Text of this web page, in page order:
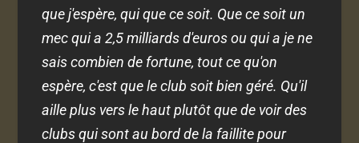
que j'espère, qui que ce soit. Que ce soit un
mec qui a 2,5 milliards d'euros ou qui a je ne
sais combien de fortune, tout ce qu'on
espère, c'est que le club soit bien géré. Qu'il
aille plus vers le haut plutôt que de voir des
clubs qui sont au bord de la faillite pour